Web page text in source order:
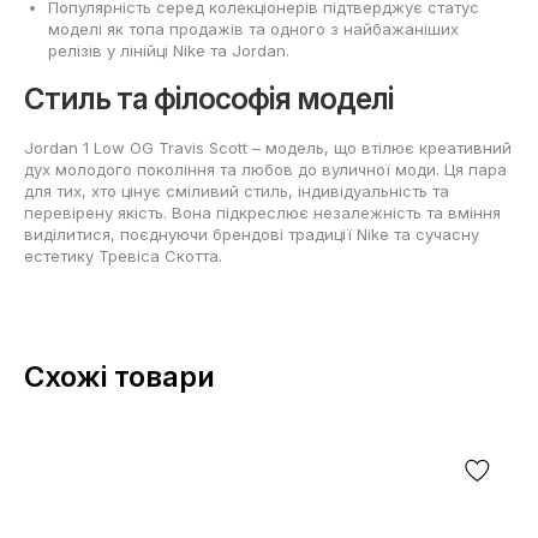
Популярність серед колекціонерів підтверджує статус
моделі як топа продажів та одного з найбажаніших
релізів у лінійці Nike та Jordan.
Стиль та філософія моделі
Jordan 1 Low OG Travis Scott – модель, що втілює креативний
дух молодого покоління та любов до вуличної моди. Ця пара
для тих, хто цінує сміливий стиль, індивідуальність та
перевірену якість. Вона підкреслює незалежність та вміння
виділитися, поєднуючи брендові традиції Nike та сучасну
естетику Тревіса Скотта.
Схожі товари